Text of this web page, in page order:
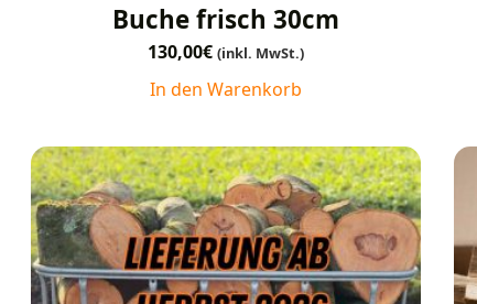
Buche frisch 30cm
130,00€ (inkl. MwSt.)
In den Warenkorb